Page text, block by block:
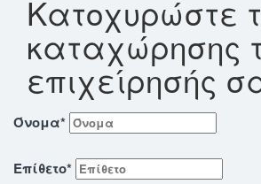
Κατοχυρώστε
καταχώρησης
επιχείρησής
Όνομα*
Επίθετο*